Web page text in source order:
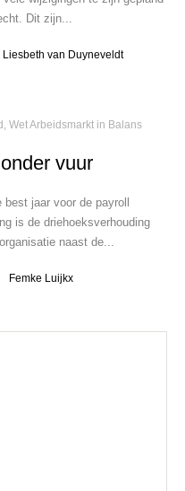
Dit zijn...
Liesbeth van Duyneveldt
,Wet Arbeidsmarkt in Balans
vuur
jaar voor de payroll
is de driehoeksverhouding
naast de...
Femke Luijkx